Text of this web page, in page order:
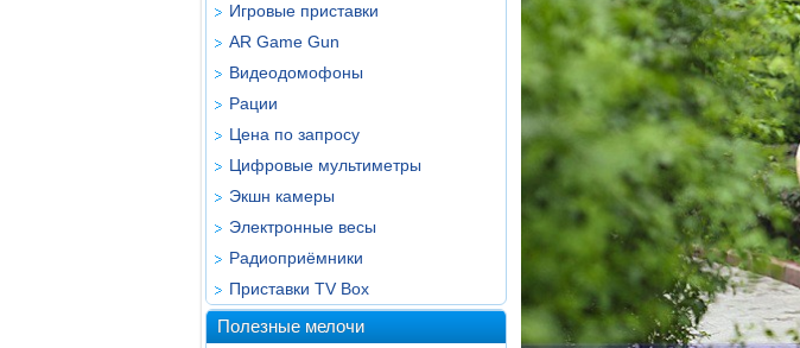
Игровые приставки
AR Game Gun
Видеодомофоны
Рации
Цена по запросу
Цифровые мультиметры
Экшн камеры
Электронные весы
Радиоприёмники
Приставки TV Box
Полезные мелочи